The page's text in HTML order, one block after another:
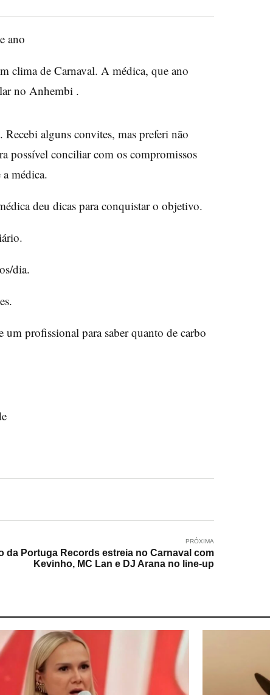
ano
clima de Carnaval. A médica, que ano
no Anhembi .
alguns convites, mas preferi não
possível conciliar com os compromissos
médica.
deu dicas para conquistar o objetivo.
dia.
profissional para saber quanto de carbo
PRÓXIMA
da Portuga Records estreia no Carnaval com
Kevinho, MC Lan e DJ Arana no line-up